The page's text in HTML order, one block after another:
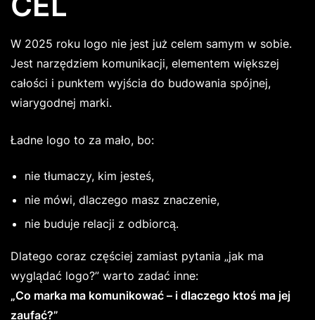
W 2025 roku logo nie jest już celem samym w sobie.
Jest narzędziem komunikacji, elementem większej
całości i punktem wyjścia do budowania spójnej,
wiarygodnej marki.
Ładne logo to za mało, bo:
nie tłumaczy, kim jesteś,
nie mówi, dlaczego masz znaczenie,
nie buduje relacji z odbiorcą.
Dlatego coraz częściej zamiast pytania „jak ma
wyglądać logo?” warto zadać inne:
„Co marka ma komunikować – i dlaczego ktoś ma jej
zaufać?”